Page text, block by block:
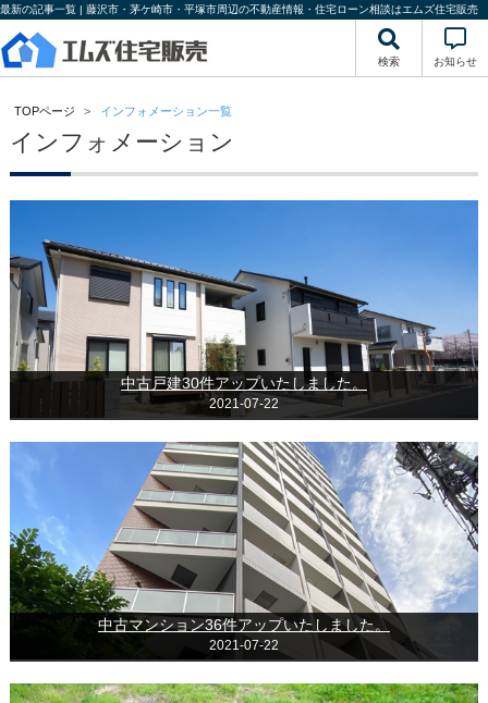
最新の記事一覧 | 藤沢市・茅ケ崎市・平塚市周辺の不動産情報・住宅ローン相談はエムズ住宅販売
検索 お知らせ
TOPページ インフォメーション一覧
インフォメーション
中古戸建30件アップいたしました。
2021-07-22
中古マンション36件アップいたしました。
2021-07-22